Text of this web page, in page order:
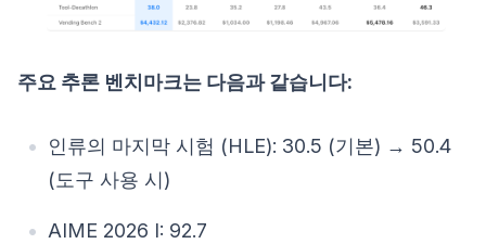
주요 추론 벤치마크는 다음과 같습니다:
인류의 마지막 시험 (HLE): 30.5 (기본) → 50.4
(도구 사용 시)
AIME 2026 I: 92.7